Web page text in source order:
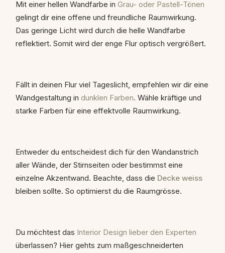
Mit einer hellen Wandfarbe in Grau- oder Pastell-Tönen
gelingt dir eine offene und freundliche Raumwirkung.
Das geringe Licht wird durch die helle Wandfarbe
reflektiert. Somit wird der enge Flur optisch vergrößert.
Fällt in deinen Flur viel Tageslicht, empfehlen wir dir eine
Wandgestaltung in dunklen Farben. Wähle kräftige und
starke Farben für eine effektvolle Raumwirkung.
Entweder du entscheidest dich für den Wandanstrich
aller Wände, der Stirnseiten oder bestimmst eine
einzelne Akzentwand. Beachte, dass die Decke weiss
bleiben sollte. So optimierst du die Raumgrösse.
Du möchtest das Interior Design lieber den Experten
überlassen? Hier gehts zum maßgeschneiderten